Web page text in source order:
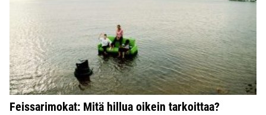
Feissarimokat: Mitä hillua oikein tarkoittaa?